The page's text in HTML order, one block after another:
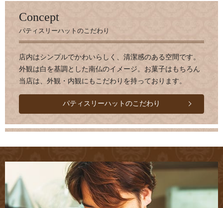
Concept
パティスリーハットのこだわり
店内はシンプルでかわいらしく、清潔感のある空間です。
外観は白を基調とした南仏のイメージ。お菓子はもちろん
当店は、外観・内観にもこだわりを持っております。
パティスリーハットのこだわり